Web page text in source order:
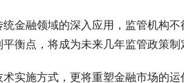
金融领域的深入应用，监管机构
衡点，将成为未来几年监管政策制
实施方式，更将重塑金融市场的运